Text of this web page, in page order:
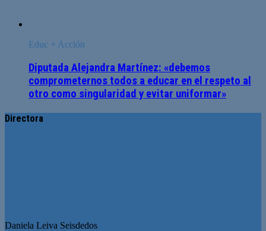
Educ + Acción
Diputada Alejandra Martínez: «debemos
comprometernos todos a educar en el respeto al
otro como singularidad y evitar uniformar»
Directora
Daniela Leiva Seisdedos